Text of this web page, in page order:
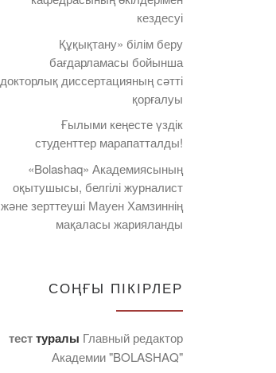
кездесуі
Құқықтану» білім беру
бағдарламасы бойынша
докторлық диссертацияның сәтті
қорғалуы
Ғылыми кеңесте үздік
студенттер марапатталды!
«Bolashaq» Академиясының
оқытушысы, белгілі журналист
және зерттеуші Мауен Хамзиннің
мақаласы жарияланды
СОҢҒЫ ПІКІРЛЕР
тесттуралы Главный редактор
Академии "BOLASHAQ"